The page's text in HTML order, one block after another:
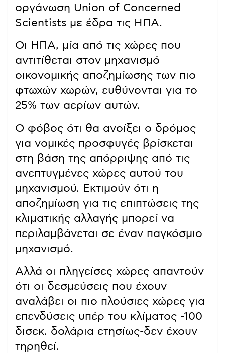
οργάνωση Union of Concerned
Scientists με έδρα τις ΗΠΑ.
Οι ΗΠΑ, μία από τις χώρες που
αντιτίθεται στον μηχανισμό
οικονομικής αποζημίωσης των πιο
φτωχών χωρών, ευθύνονται για το
25% των αερίων αυτών.
Ο φόβος ότι θα ανοίξει ο δρόμος
για νομικές προσφυγές βρίσκεται
στη βάση της απόρριψης από τις
ανεπτυγμένες χώρες αυτού του
μηχανισμού. Εκτιμούν ότι η
αποζημίωση για τις επιπτώσεις της
κλιματικής αλλαγής μπορεί να
περιλαμβάνεται σε έναν παγκόσμιο
μηχανισμό.
Αλλά οι πληγείσες χώρες απαντούν
ότι οι δεσμεύσεις που έχουν
αναλάβει οι πιο πλούσιες χώρες για
επενδύσεις υπέρ του κλίματος -100
δισεκ. δολάρια ετησίως-δεν έχουν
τηρηθεί.